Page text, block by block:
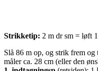
Strikketip: 2 m dr sm = løft
Slå 86 m op, og strik frem
måler ca. 28 cm (eller den